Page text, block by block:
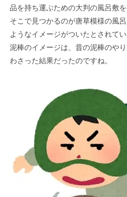
品を持ち運ぶための大判の風呂敷を
そこで見つかるのが唐草模様の風
ようなイメージがついたとされてい
泥棒のイメージは、昔の泥棒のや
わさった結果だったのですね。